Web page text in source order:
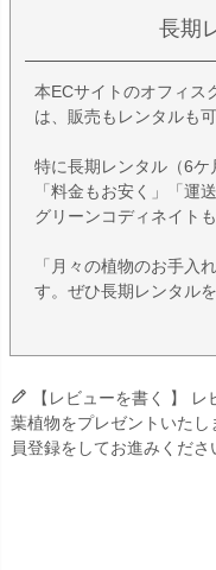
長期
本ECサイトのオフィス
は、販売もレンタルも可
特に長期レンタル（6ケ
「料金もお安く」「運
グリーンコディネイトも
「月々の植物のお手入
す。ぜひ長期レンタル
【レビューを書く 】
葉植物をプレゼントいた
員登録をしてお進みくださ